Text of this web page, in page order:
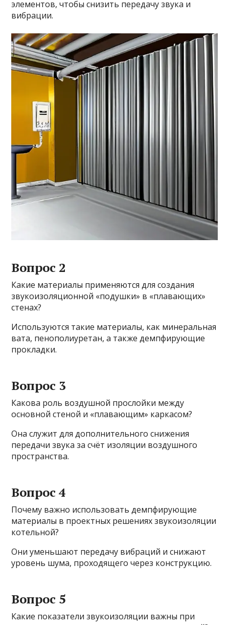
элементов, чтобы снизить передачу звука и
вибрации.
Вопрос 2
Какие материалы применяются для создания
звукоизоляционной «подушки» в «плавающих»
стенах?
Используются такие материалы, как минеральная
вата, пенополиуретан, а также демпфирующие
прокладки.
Вопрос 3
Какова роль воздушной прослойки между
основной стеной и «плавающим» каркасом?
Она служит для дополнительного снижения
передачи звука за счёт изоляции воздушного
пространства.
Вопрос 4
Почему важно использовать демпфирующие
материалы в проектных решениях звукоизоляции
котельной?
Они уменьшают передачу вибраций и снижают
уровень шума, проходящего через конструкцию.
Вопрос 5
Какие показатели звукоизоляции важны при